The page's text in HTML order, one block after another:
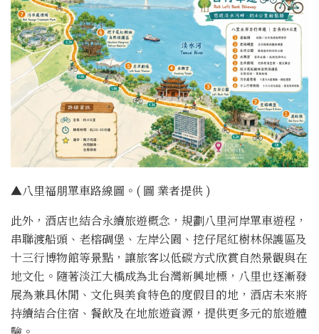
▲八里福朋單車路線圖。( 圖 業者提供 )
此外，酒店也結合永續旅遊概念，規劃八里河岸單車遊程，
串聯渡船頭、老榕碉堡、左岸公園、挖仔尾紅樹林保護區及
十三行博物館等景點，讓旅客以低碳方式欣賞自然景觀與在
地文化。隨著淡江大橋成為北台灣新興地標，八里也逐漸發
展為兼具休閒、文化與美食特色的度假目的地，酒店未來將
持續結合住宿、餐飲及在地旅遊資源，提供更多元的旅遊體